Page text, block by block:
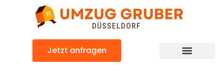
Jetzt anfragen